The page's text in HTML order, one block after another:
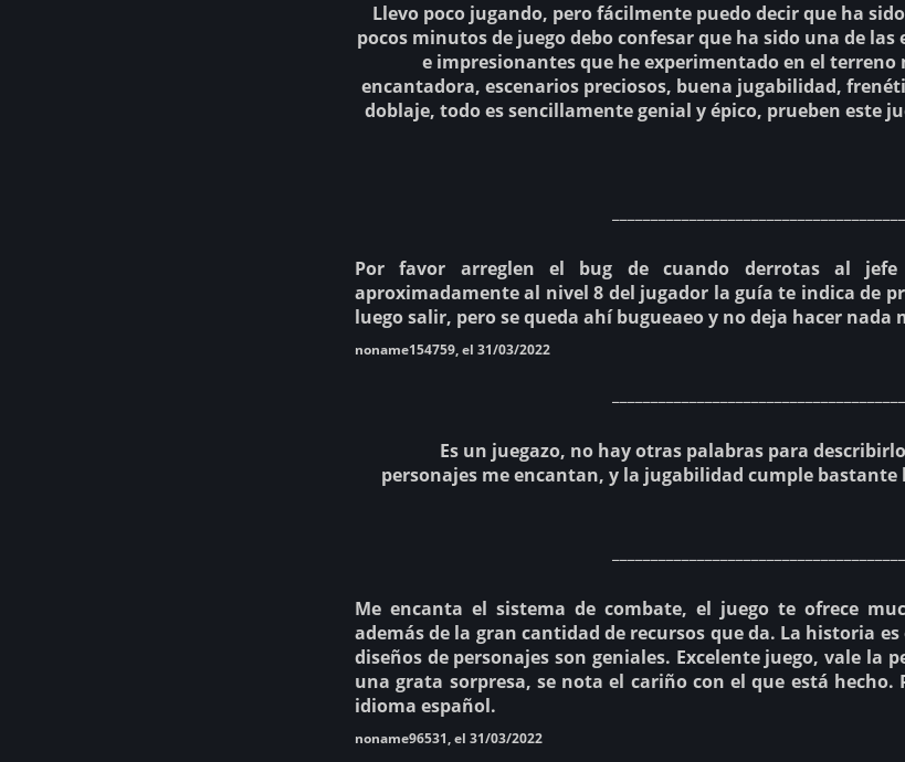
Llevo poco jugando, pero fácilmente puedo decir que ha
pocos minutos de juego debo confesar que ha sido una de
e impresionantes que he experimentado en el
encantadora, escenarios preciosos, buena jugabilidad,
doblaje, todo es sencillamente genial y épico, prueben este
Por favor arreglen el bug de cuando derrotas al
aproximadamente al nivel 8 del jugador la guía te indica de
luego salir, pero se queda ahí bugueaeo y no deja hacer nada
noname154759, el 31/03/2022
Es un juegazo, no hay otras palabras para
personajes me encantan, y la jugabilidad cumple
Me encanta el sistema de combate, el juego te ofrece
además de la gran cantidad de recursos que da. La historia
diseños de personajes son geniales. Excelente juego, vale la
una grata sorpresa, se nota el cariño con el que está
idioma español.
noname96531, el 31/03/2022